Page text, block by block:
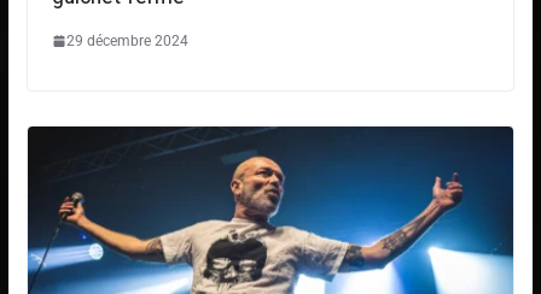
29 décembre 2024